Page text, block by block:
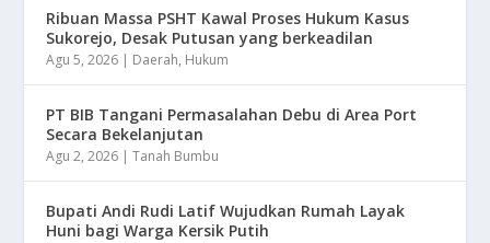
Ribuan Massa PSHT Kawal Proses Hukum Kasus
Sukorejo, Desak Putusan yang berkeadilan
Agu 5, 2026 | Daerah, Hukum
PT BIB Tangani Permasalahan Debu di Area Port
Secara Bekelanjutan
Agu 2, 2026 |Tanah Bumbu
Bupati Andi Rudi Latif Wujudkan Rumah Layak
Huni bagi Warga Kersik Putih